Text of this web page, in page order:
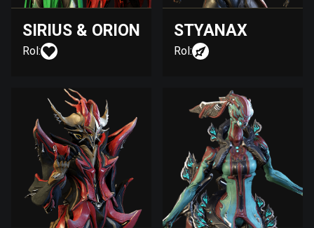
SIRIUS & ORION
Rol:
STYANAX
Rol: